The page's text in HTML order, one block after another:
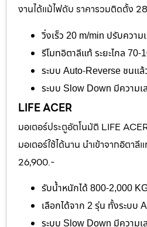
งานได้แม้ไฟดับ ราคารวมติดตั้ง
วิ่งเร็ว 20 m/min ปรับความ
รีโมทอิตาลีแท้ ระยะไกล 70-
ระบบ Auto-Reverse ชนแ
ระบบ Slow Down มีความ
LIFE ACER
มอเตอร์ประตูอัตโนมัติ LIFE
มอเตอร์ใช้ได้นาน นำเข้าจากอิตา
26,900.-
รับน้ำหนักได้ 800-2,000
เลือกได้จาก 2 รุ่น ทั้งระบบ
ระบบ Slow Down มีความ